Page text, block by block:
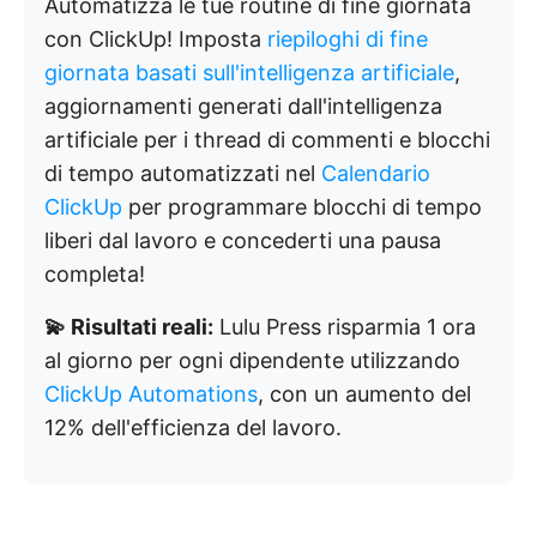
Automatizza le tue routine di fine giornata
con ClickUp! Imposta riepiloghi di fine
giornata basati sull'intelligenza artificiale,
aggiornamenti generati dall'intelligenza
artificiale per i thread di commenti e blocchi
di tempo automatizzati nel Calendario
ClickUp per programmare blocchi di tempo
liberi dal lavoro e concederti una pausa
completa!
💫 Risultati reali: Lulu Press risparmia 1 ora
al giorno per ogni dipendente utilizzando
ClickUp Automations, con un aumento del
12% dell'efficienza del lavoro.